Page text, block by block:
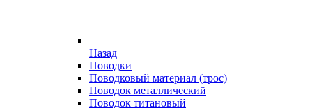
Назад
Поводки
Поводковый материал (трос)
Поводок металлический
Поводок титановый